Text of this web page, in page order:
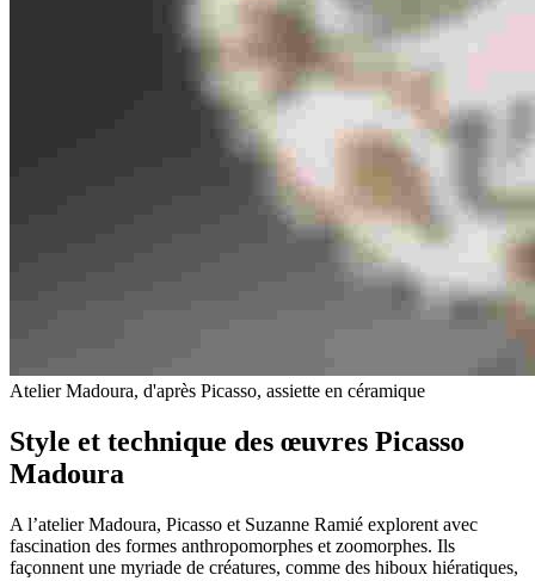
Atelier Madoura, d'après Picasso, assiette en céramique
Style et technique des œuvres Picasso
Madoura
A l’atelier Madoura, Picasso et Suzanne Ramié explorent avec
fascination des formes anthropomorphes et zoomorphes. Ils
façonnent une myriade de créatures, comme des hiboux hiératiques,